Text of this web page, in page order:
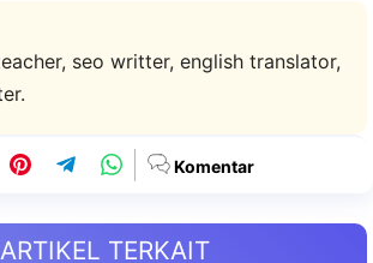
seo writter, english translator,
Komentar
ARTIKEL TERKAIT